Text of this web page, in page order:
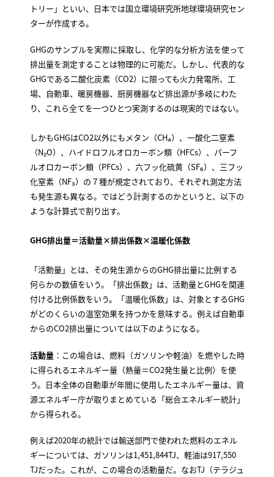
トリー」といい、日本では国立環境研究所地球環境研究セン
ターが作成する。
GHGのサンプルを実際に採取し、化学的な分析方法を使って
排出量を測定することは物理的に可能だ。しかし、代表的な
GHGである二酸化炭素（CO2）に限っても火力発電所、工
場、自動車、暖房機器、厨房機器など排出源が多岐にわた
り、これら全てを一つひとつ実測するのは現実的ではない。
しかもGHGはCO2以外にもメタン（CH₄）、一酸化二窒素
（N₂O）、ハイドロフルオロカーボン類（HFCs）、パーフ
ルオロカーボン類（PFCs）、六フッ化硫黄（SF₆）、三フッ
化窒素（NF₃）の７種が規定されており、それぞれ測定方法
も発生源も異なる。ではどう計測するのかというと、以下の
ような計算式で割り出す。
GHG排出量＝活動量×排出係数×温暖化係数
「活動量」とは、その発生源からのGHG排出量に比例する
何らかの数値をいう。「排出係数」は、活動量とGHGを関連
付ける比例係数をいう。「温暖化係数」は、対象とするGHG
がどのくらいの温室効果を持つかを意味する。例えば自動車
からのCO2排出量については以下のようになる。
活動量：この場合は、燃料（ガソリンや軽油）を燃やした時
に得られるエネルギー量（熱量＝CO2発生量と比例）を使
う。日本全体の自動車が年間に使用したエネルギー量は、資
源エネルギー庁が取りまとめている「総合エネルギー統計」
から得られる。
例えば2020年の統計では輸送部門で使われた燃料のエネル
ギーについては、ガソリンは1,451,844TJ、軽油は917,550
TJだった。これが、この場合の活動量だ。なおTJ（テラジュ